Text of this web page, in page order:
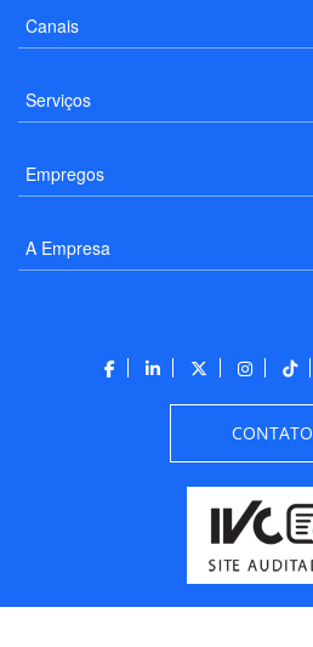
Canais
Serviços
Empregos
A Empresa
CONTATO